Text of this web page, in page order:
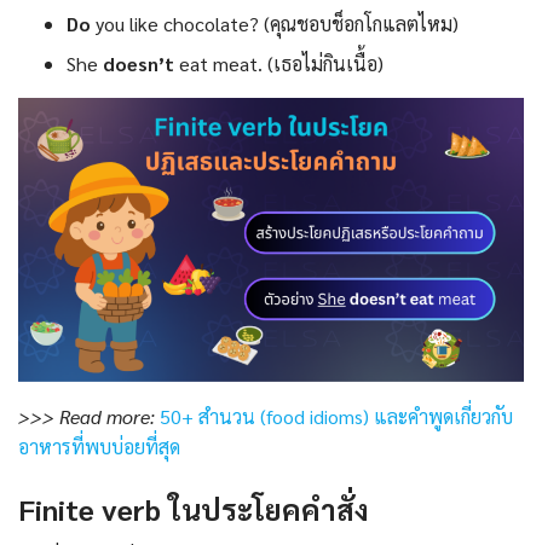
Do you like chocolate? (คุณชอบช็อกโกแลตไหม)
She doesn’t eat meat. (เธอไม่กินเนื้อ)
>>> Read more: 50+ สำนวน (food idioms) และคำพูดเกี่ยวกับ
อาหารที่พบบ่อยที่สุด
Finite verb ในประโยคคำสั่ง